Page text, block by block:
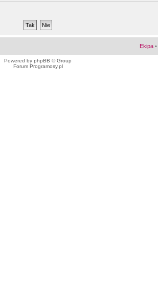
Ekipa •
Powered by phpBB © Group
Forum Programosy.pl